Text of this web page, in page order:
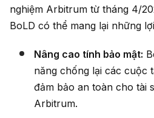
nghiệm Arbitrum từ tháng 4/
BoLD có thể mang lại những
Nâng cao tính bảo mật:
năng chống lại các cuộc
đảm bảo an toàn cho tài
Arbitrum.